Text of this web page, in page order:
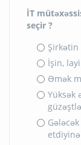
İT
seçir ?
Şirkətin
İşin,
Əmək
Yüksək